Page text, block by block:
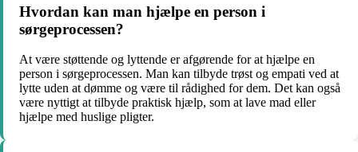
Hvordan kan man hjælpe en person i
sørgeprocessen?
At være støttende og lyttende er afgørende for at hjælpe en
person i sørgeprocessen. Man kan tilbyde trøst og empati ved at
lytte uden at dømme og være til rådighed for dem. Det kan også
være nyttigt at tilbyde praktisk hjælp, som at lave mad eller
hjælpe med huslige pligter.